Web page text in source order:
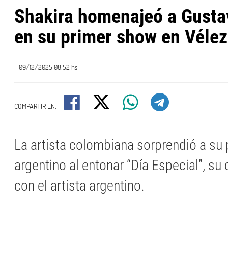
Shakira homenajeó a
en su primer show en Vélez
- 09/12/2025 08:52 hs
COMPARTIR EN:
La artista colombiana sorprendió a su
argentino al entonar “Día Especial”,
con el artista argentino.